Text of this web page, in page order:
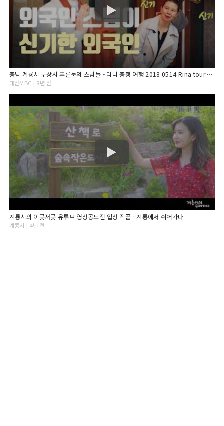
충남 계룡시 무상사 푸른눈의 스님들 - 리나 충청 여행 2018 0514 Rina tour Gyeryong
대전MBC | 8년 전
계룡시의 이곳저곳 유튜브 영상공모전 입상 작품 - 계룡에서 쉬어가다
계룡시 | 4년 전